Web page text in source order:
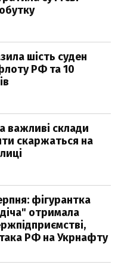
шість суден
РФ та 10
важливі склади
скаржаться на
фігурантка
отримала
РФ на Укрнафту